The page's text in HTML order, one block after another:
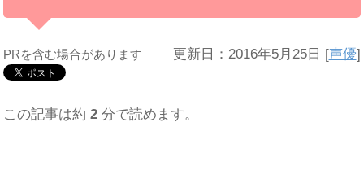
PRを含む場合があります 更新日：2016年5月25日 [声優]
この記事は約2 分で読めます。